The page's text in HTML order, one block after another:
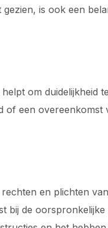
is ook een
om duidelijkheid
of een overeenkomst
en plichten
bij de